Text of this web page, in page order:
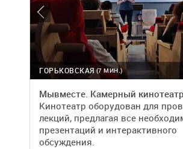
(7 МИН.)
ГОРЬКОВСКАЯ
Мывместе. Камерный кинотеатр
Кинотеатр оборудован для
лекций, предлагая все
презентаций и интерактивного
обсуждения.